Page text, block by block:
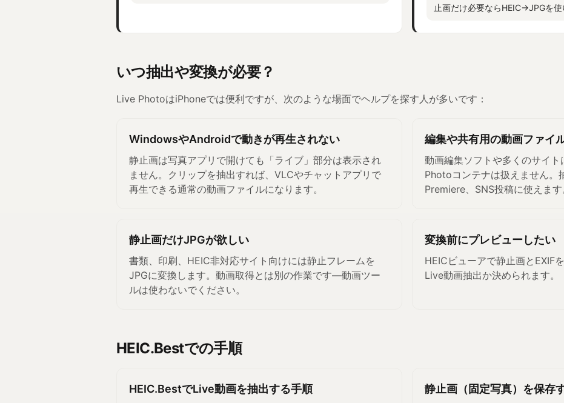
止画だけ必要ならHEIC→JPGを使
いつ抽出や変換が必要？
Live PhotoはiPhoneでは便利ですが、次のような場面でヘルプを探す人が多いです：
WindowsやAndroidで動きが再生されない
静止画は写真アプリで開けても「ライブ」部分は表示され
ません。クリップを抽出すれば、VLCやチャットアプリで
再生できる通常の動画ファイルになります。
編集や共有用の動画ファイ
動画編集ソフトや多くのサイ
Photoコンテナは扱えません。
Premiere、SNS投稿に使えます
静止画だけJPGが欲しい
書類、印刷、HEIC非対応サイト向けには静止フレームを
JPGに変換します。動画取得とは別の作業です—動画ツー
ルは使わないでください。
変換前にプレビューしたい
HEICビューアで静止画とEXIF
Live動画抽出か決められます。
HEIC.Bestでの手順
HEIC.BestでLive動画を抽出する手順 静止画（固定写真）を保存